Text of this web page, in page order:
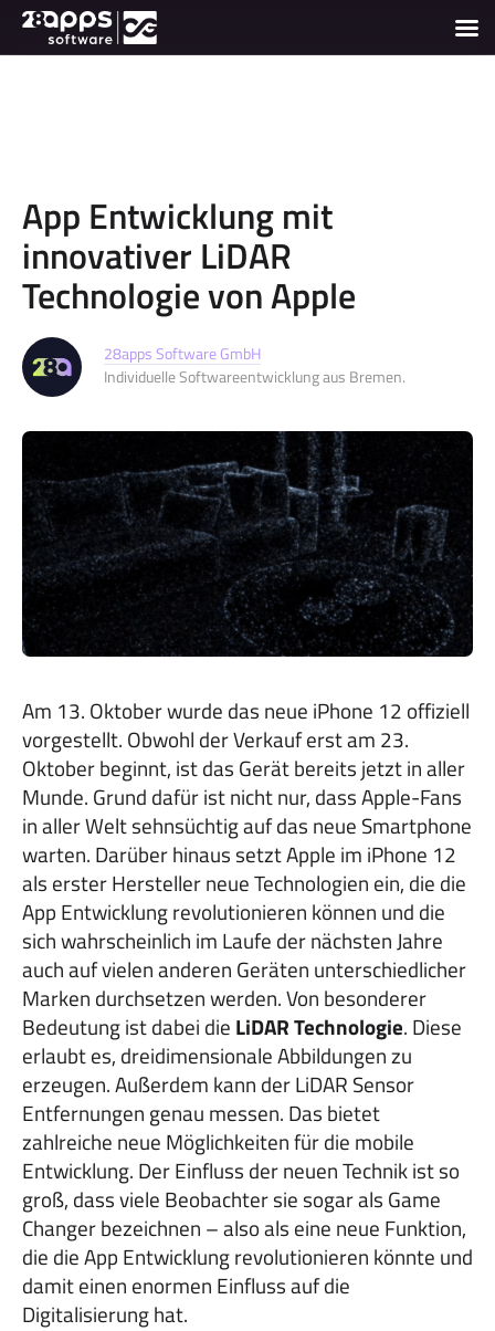
App Entwicklung mit
innovativer LiDAR
Technologie von Apple
28apps Software GmbH
Individuelle Softwareentwicklung aus Bremen.
Am 13. Oktober wurde das neue iPhone 12 offiziell
vorgestellt. Obwohl der Verkauf erst am 23.
Oktober beginnt, ist das Gerät bereits jetzt in aller
Munde. Grund dafür ist nicht nur, dass Apple-Fans
in aller Welt sehnsüchtig auf das neue Smartphone
warten. Darüber hinaus setzt Apple im iPhone 12
als erster Hersteller neue Technologien ein, die die
App Entwicklung revolutionieren können und die
sich wahrscheinlich im Laufe der nächsten Jahre
auch auf vielen anderen Geräten unterschiedlicher
Marken durchsetzen werden. Von besonderer
Bedeutung ist dabei die LiDAR Technologie. Diese
erlaubt es, dreidimensionale Abbildungen zu
erzeugen. Außerdem kann der LiDAR Sensor
Entfernungen genau messen. Das bietet
zahlreiche neue Möglichkeiten für die mobile
Entwicklung. Der Einfluss der neuen Technik ist so
groß, dass viele Beobachter sie sogar als Game
Changer bezeichnen – also als eine neue Funktion,
die die App Entwicklung revolutionieren könnte und
damit einen enormen Einfluss auf die
Digitalisierung hat.